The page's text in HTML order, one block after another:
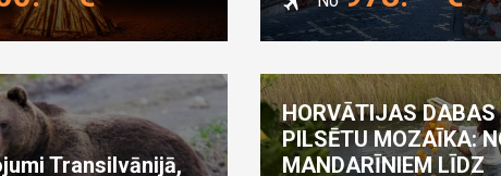
Transilvānijā,
HORVĀTIJAS DABAS
PILSĒTU MOZAĪKA:
MANDARĪNIEM LĪDZ